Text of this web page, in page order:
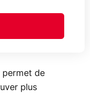
permet de
plus